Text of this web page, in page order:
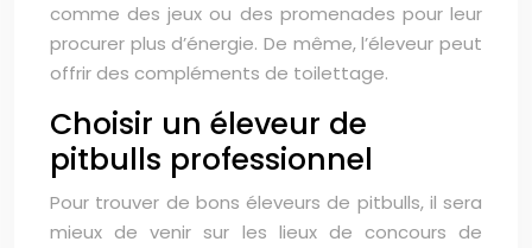
comme des jeux ou des promenades pour leur
procurer plus d’énergie. De même, l’éleveur peut
offrir des compléments de toilettage.
Choisir un éleveur de
pitbulls professionnel
Pour trouver de bons éleveurs de pitbulls, il sera
mieux de venir sur les lieux de concours de